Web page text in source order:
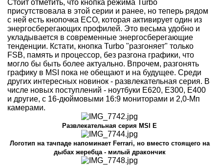
Стоит отметить, что кнопка режима Turbo
присутствовала в этой серии и ранее, но теперь рядом
с ней есть кнопочка ECO, которая активирует один из
энергосберегающих профилей. Это весьма удобно и
укладывается в современные энергосберегающие
тенденции. Кстати, кнопка Turbo "разгоняет" только
FSB, память и процессор, без разгона графики, что
могло бы быть более актуально. Впрочем, разгонять
графику в MSI пока не обещают и на будущее. Среди
других интересных новинок - развлекательная серия. В
числе новых поступлений - ноутбуки E620, E300, E400
и другие, с 16-дюймовыми 16:9 мониторами и 2,0-Мп
камерами.
Развлекательная серия MSI E
Логотип на тачпаде напоминает Ferrari, но вместо стоящего на
дыбах жеребца - милый дракончик